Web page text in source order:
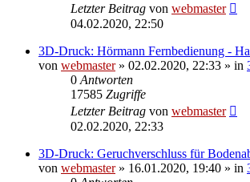
Letzter Beitrag von webmaster
04.02.2020, 22:50
3D-Druck: Hörmann Fernbedienung -
von webmaster» 02.02.2020, 22:33 » in
0 Antworten
17585 Zugriffe
Letzter Beitrag von webmaster
02.02.2020, 22:33
3D-Druck: Geruchverschluss für
von webmaster» 16.01.2020, 19:40 » in